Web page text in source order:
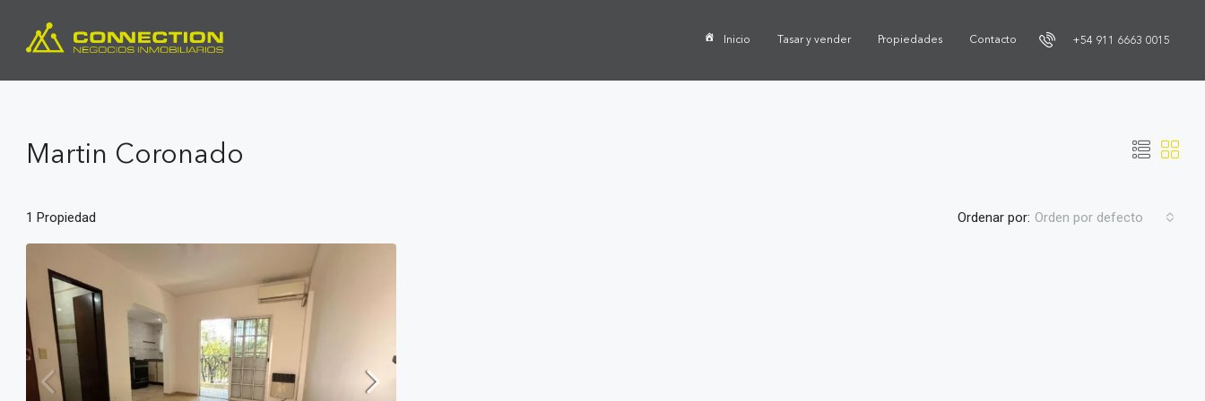
Inicio Tasar y vender Propiedades Contacto +54 911 6663 0015
Martin Coronado
1 Propiedad Ordenar por: Orden por defecto